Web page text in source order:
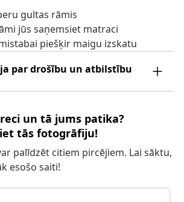
gultas rāmis
jūs saņemsiet matraci
piešķir maigu izskatu
par drošību un atbilstību
un tā jums patika?
tās fotogrāfiju!
palīdzēt citiem pircējiem. Lai sāktu,
esošo saiti!